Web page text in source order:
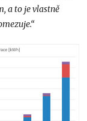
a to je vlastně